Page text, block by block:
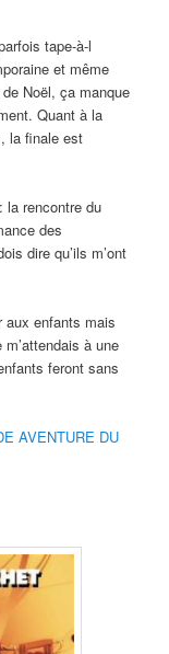
tape-à-l
et même
Noël, ça manque
Quant à la
la finale est
la rencontre du
des
dire qu’ils m’ont
aux enfants mais
à une
feront sans
AVENTURE DU